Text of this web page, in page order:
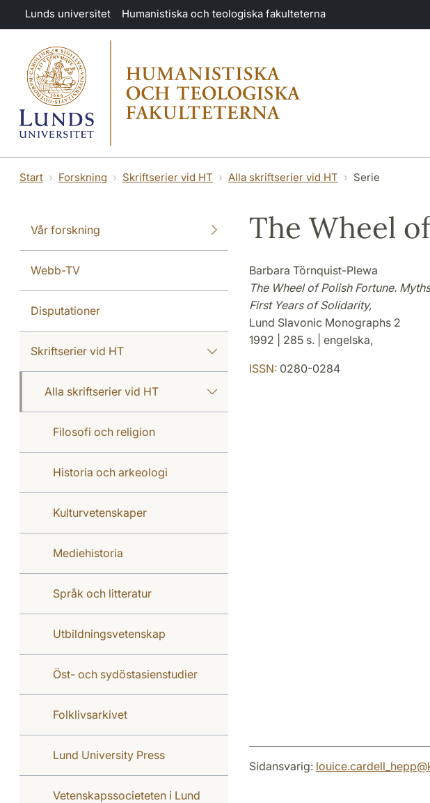
Hoppa till huvudinnehåll
Lunds universitet Humanistiska och teologiska fakulteterna
Start Forskning Skriftserier vid HT Alla skriftserier vid HT Serie
Vår forskning
Webb-TV
Disputationer
Skriftserier vid HT
Alla skriftserier vid HT
Filosofi och religion
Historia och arkeologi
Kulturvetenskaper
Mediehistoria
Språk och litteratur
Utbildningsvetenskap
Öst- och sydöstasienstudier
Folklivsarkivet
Lund University Press
Vetenskapssocieteten i Lund
The Wheel
Barbara Törnquist-Plewa
The Wheel of Polish Fortune.
First Years of Solidarity,
Lund Slavonic Monographs 2
1992 | 285 s. | engelska,
ISSN:0280-0284
Sidansvarig: louice.cardell_hepp@